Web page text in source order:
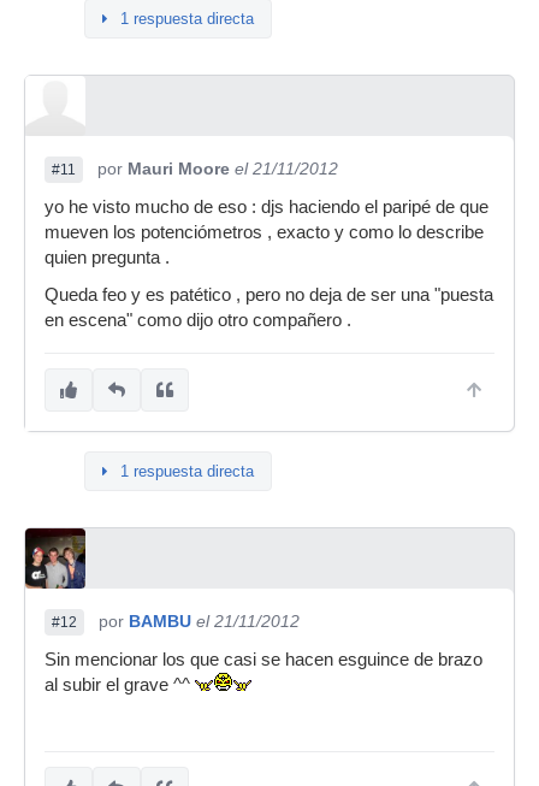
1 respuesta directa
#11 por Mauri Moore el 21/11/2012
yo he visto mucho de eso : djs haciendo el paripé de que
mueven los potenciómetros , exacto y como lo describe
quien pregunta .
Queda feo y es patético , pero no deja de ser una "puesta
en escena" como dijo otro compañero .
1 respuesta directa
#12 por BAMBU el 21/11/2012
Sin mencionar los que casi se hacen esguince de brazo
al subir el grave ^^